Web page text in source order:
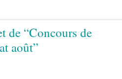
de “Concours de
août”